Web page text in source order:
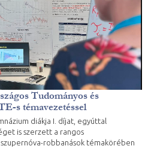
Tudományos és
s témavezetéssel
diákja I. díjat, egyúttal
is szerzett a rangos
robbanások témakörében